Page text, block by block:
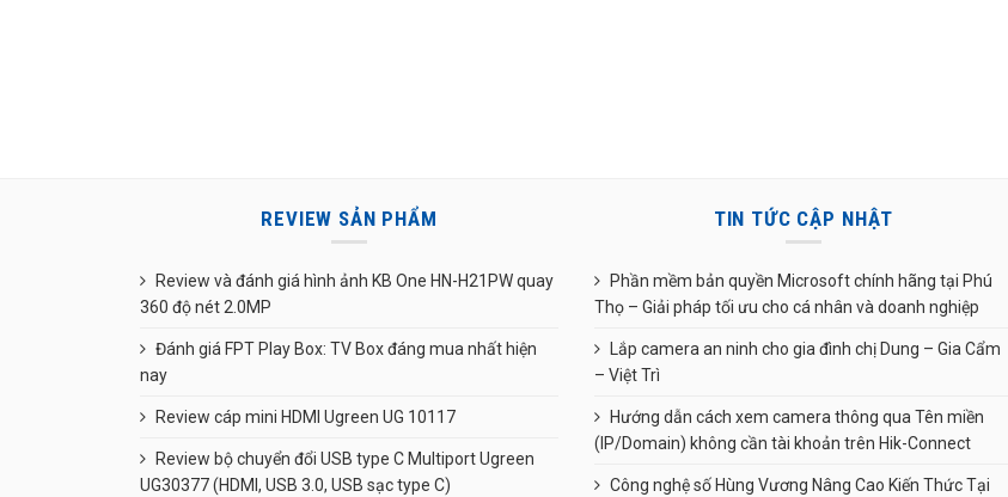
REVIEW SẢN PHẨM
Review và đánh giá hình ảnh KB One HN-H21PW quay
360 độ nét 2.0MP
Đánh giá FPT Play Box: TV Box đáng mua nhất hiện
nay
Review cáp mini HDMI Ugreen UG 10117
Review bộ chuyển đổi USB type C Multiport Ugreen
UG30377 (HDMI, USB 3.0, USB sạc type C)
TIN TỨC CẬP NHẬT
Phần mềm bản quyền Microsoft chính hãng tại Phú
Thọ – Giải pháp tối ưu cho cá nhân và doanh nghiệp
Lắp camera an ninh cho gia đình chị Dung – Gia Cẩm
– Việt Trì
Hướng dẫn cách xem camera thông qua Tên miền
(IP/Domain) không cần tài khoản trên Hik-Connect
Công nghệ số Hùng Vương Nâng Cao Kiến Thức Tại